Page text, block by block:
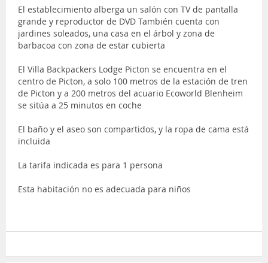
El establecimiento alberga un salón con TV de pantalla
grande y reproductor de DVD También cuenta con
jardines soleados, una casa en el árbol y zona de
barbacoa con zona de estar cubierta
El Villa Backpackers Lodge Picton se encuentra en el
centro de Picton, a solo 100 metros de la estación de tren
de Picton y a 200 metros del acuario Ecoworld Blenheim
se sitúa a 25 minutos en coche
El baño y el aseo son compartidos, y la ropa de cama está
incluida
La tarifa indicada es para 1 persona
Esta habitación no es adecuada para niños